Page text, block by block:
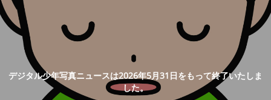
デジタル少年写真ニュースは2026年5月31日をもって終了いたしま
した。